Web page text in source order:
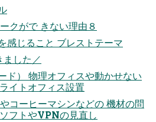
クがで きない理由８
感じること ブレストテーマ
ました／
ド） 物理オフィスや動かせない
イトオフィス設置
コーヒーマシンなどの 機材の問
フトやVPNの見直し